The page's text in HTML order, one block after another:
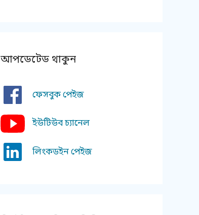
আপডেটেড থাকুন
ফেসবুক পেইজ
ইউটিউব চ্যানেল
লিংকডইন পেইজ